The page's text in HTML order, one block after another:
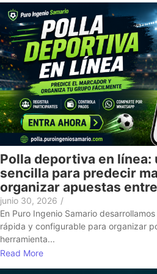
Polla deportiva en línea:
sencilla para predecir
organizar apuestas
junio 30, 2026 /
En Puro Ingenio Samario
rápida y configurable para organizar
herramienta...
Read More